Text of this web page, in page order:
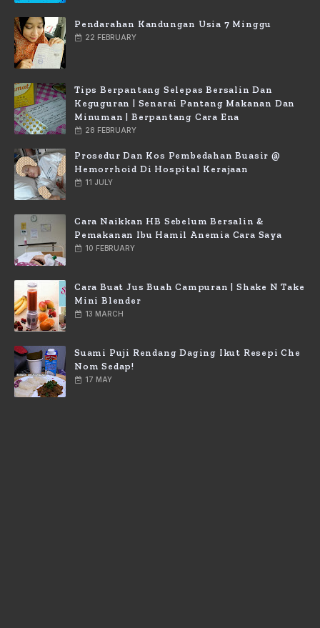
Pendarahan Kandungan Usia 7 Minggu
22 FEBRUARY
Tips Berpantang Selepas Bersalin Dan
Keguguran | Senarai Pantang Makanan Dan
Minuman | Berpantang Cara Ena
28 FEBRUARY
Prosedur Dan Kos Pembedahan Buasir @
Hemorrhoid Di Hospital Kerajaan
11 JULY
Cara Naikkan HB Sebelum Bersalin &
Pemakanan Ibu Hamil Anemia Cara Saya
10 FEBRUARY
Cara Buat Jus Buah Campuran | Shake N Take
Mini Blender
13 MARCH
Suami Puji Rendang Daging Ikut Resepi Che
Nom Sedap!
17 MAY